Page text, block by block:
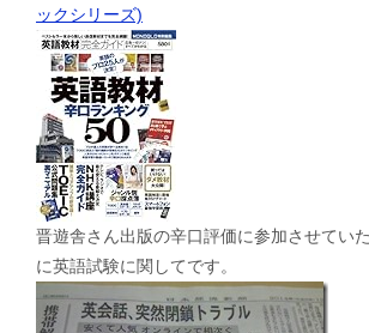
ックシリーズ)
晋遊舎さん出版の辛口評価に参加させてい
に英語試験に関してです。